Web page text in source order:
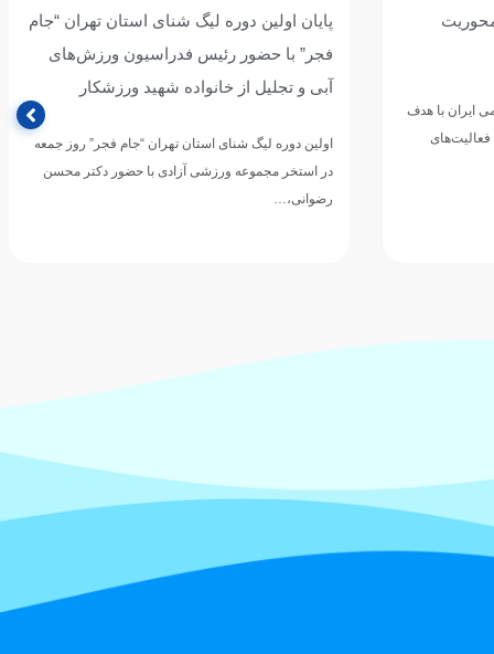
ایران با هدف
فعالیت‌های
پایان اولین دوره لیگ شنای استان تهران “جام
فجر” با حضور رئیس فدراسیون ورزش‌های
آبی و تجلیل از خانواده شهید ورزشکار
اولین دوره لیگ شنای استان تهران “جام فجر” روز جمعه
در استخر مجموعه ورزشی آزادی با حضور دکتر محسن
رضوانی،…